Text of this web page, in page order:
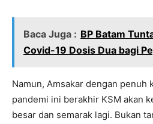
Baca Juga : BP Batam
Covid-19 Dosis Dua bagi
Namun, Amsakar dengan penuh
pandemi ini berakhir KSM akan
besar dan semarak lagi. Bukan